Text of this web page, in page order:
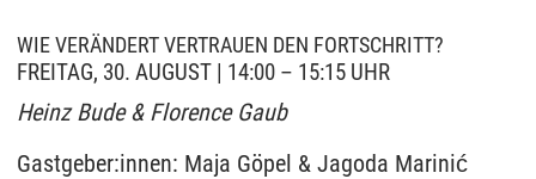
WIE VERÄNDERT VERTRAUEN DEN FORTSCHRITT?
FREITAG, 30. AUGUST | 14:00 – 15:15 UHR
Heinz Bude & Florence Gaub
Gastgeber:innen: Maja Göpel & Jagoda Marinić